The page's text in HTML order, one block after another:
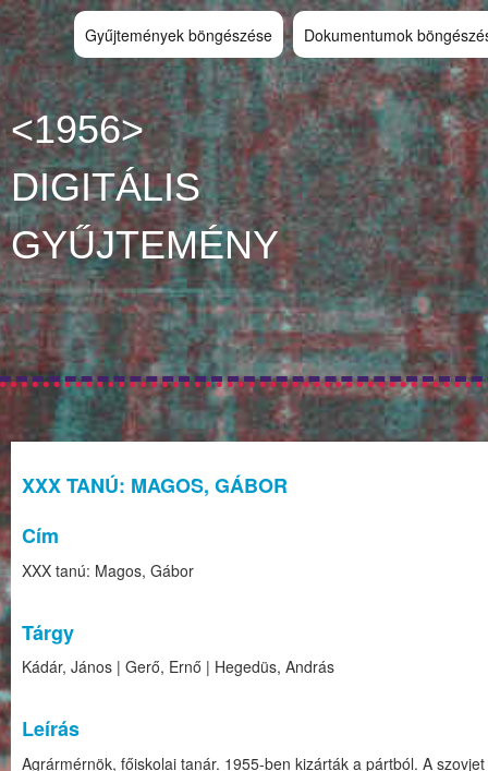
Gyűjtemények böngészése Dokumentumok
<1956>
DIGITÁLIS
GYŰJTEMÉNY
XXX TANÚ: MAGOS, GÁBOR
Cím
XXX tanú: Magos, Gábor
Tárgy
Kádár, János | Gerő, Ernő | Hegedüs, András
Leírás
Agrármérnök, főiskolai tanár. 1955-ben kizárták a pártból. A